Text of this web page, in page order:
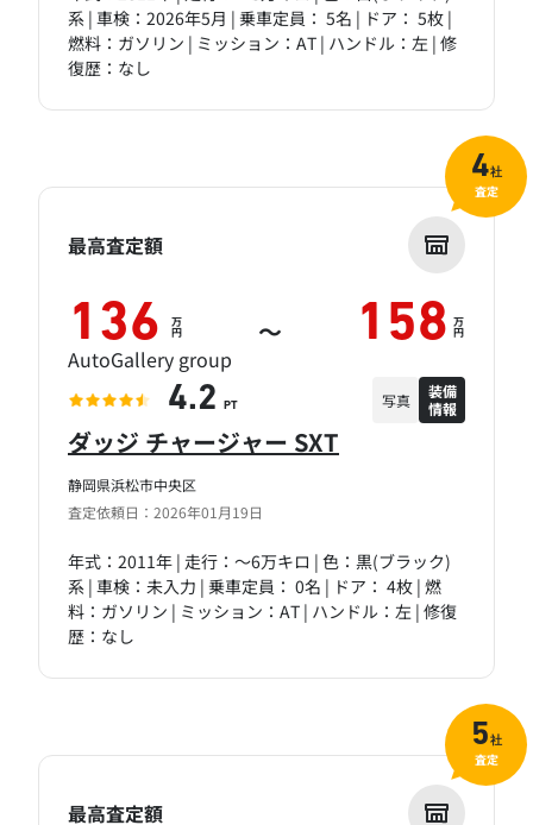
系 | 車検：2026年5月 | 乗車定員： 5名 | ドア： 5枚 |
燃料：ガソリン | ミッション：AT | ハンドル：左 | 修
復歴：なし
静岡県浜松市中央区
査定依頼日：2026年01月19日
ダッジ チャージャー SXT
年式：2011年 | 走行：～6万キロ | 色：黒(ブラック)
系 | 車検：未入力 | 乗車定員： 0名 | ドア： 4枚 | 燃
料：ガソリン | ミッション：AT | ハンドル：左 | 修復
歴：なし
最高査定額
136 万
円 ～ 158 万
円
AutoGallery group
4.2 PT 写真
装備
情報
4社
査定
最高査定額
5社
査定